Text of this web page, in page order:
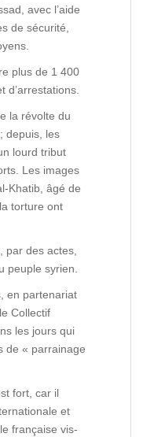
avec l’aide
de sécurité,
plus de 1 400
d’arrestations.
la révolte du
depuis, les
lourd tribut
Les images
Khatib, âgé de
torture ont
par des actes,
peuple syrien.
en partenariat
Collectif
les jours qui
de « parrainage
fort, car il
et
française vis-